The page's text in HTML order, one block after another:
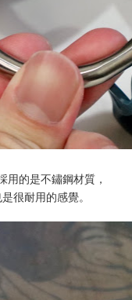
用的是不鏽鋼材質，
很耐用的感覺。